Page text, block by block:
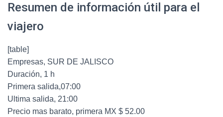
Resumen de información útil para el
viajero
[table]
Empresas, SUR DE JALISCO
Duración, 1 h
Primera salida,07:00
Ultima salida, 21:00
Precio mas barato, primera MX $ 52.00